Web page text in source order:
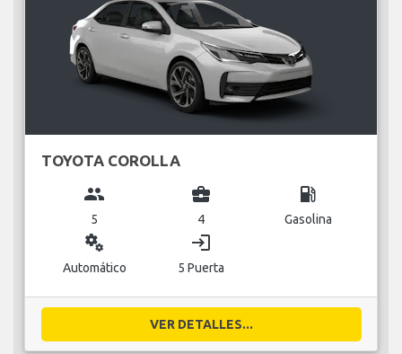
TOYOTA COROLLA
group
5
business_center
4
local_gas_station
Gasolina
miscellaneous_services
Automático
login
5 Puerta
VER DETALLES...